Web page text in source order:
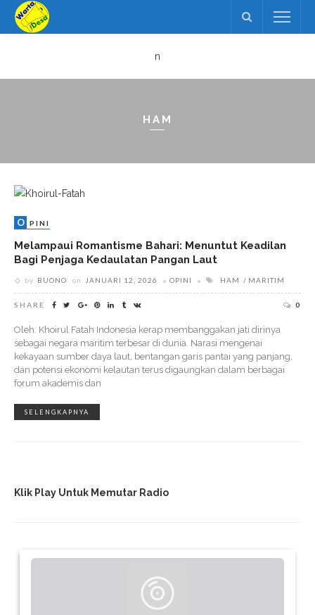
n
HAM
O PINI
Melampaui Romantisme Bahari: Menuntut Keadilan
Bagi Penjaga Kedaulatan Pangan Laut
by BUONO on JANUARI 12, 2026 OPINI HAM MARITIM
SHARE 0
Oleh: Khoirul Fatah Indonesia kerap membanggakan jati dirinya
sebagai negara maritim terbesar di dunia. Narasi mengenai
kekayaan sumber daya laut, bentangan garis pantai yang panjang,
dan potensi ekonomi kelautan terus digaungkan dalam berbagai
forum akademis dan
SELENGKAPNYA
Klik Play Untuk Memutar Radio